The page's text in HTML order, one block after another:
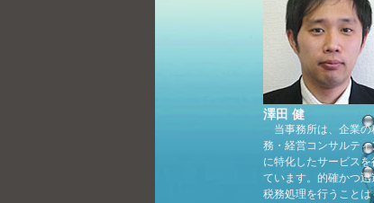
澤田 健
当事務所は、企業の
務・経営コンサルティ
に特化したサービスを
ています。的確かつ迅
税務処理を行うことは